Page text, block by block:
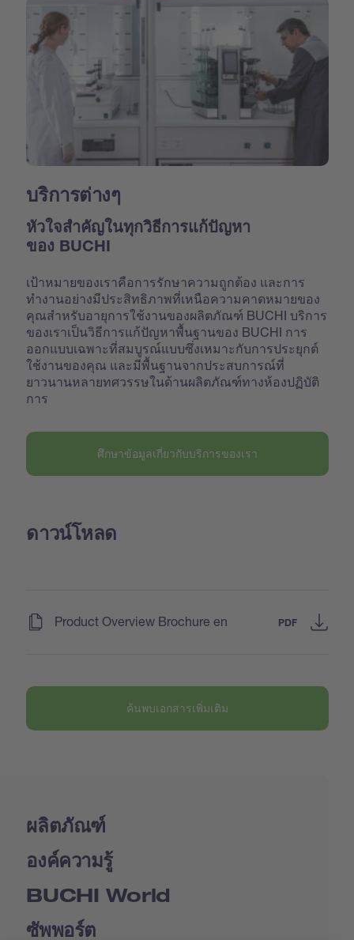
บริการต่างๆ
หัวใจสำคัญในทุกวิธีการแก้ปัญหา
ของ BUCHI
เป้าหมายของเราคือการรักษาความถูกต้อง และการ
ทำงานอย่างมีประสิทธิภาพที่เหนือความคาดหมายของ
คุณสำหรับอายุการใช้งานของผลิตภัณฑ์ BUCHI บริการ
ของเราเป็นวิธีการแก้ปัญหาพื้นฐานของ BUCHI การ
ออกแบบเฉพาะที่สมบูรณ์แบบซึ่งเหมาะกับการประยุกต์
ใช้งานของคุณ และมีพื้นฐานจากประสบการณ์ที่
ยาวนานหลายทศวรรษในด้านผลิตภัณฑ์ทางห้องปฏิบัติ
การ
ศึกษาข้อมูลเกี่ยวกับบริการของเรา
ดาวน์โหลด
Product Overview Brochure en PDF
ค้นพบเอกสารเพิ่มเติม
ผลิตภัณฑ์
องค์ความรู้
BUCHI World
ซัพพอร์ต